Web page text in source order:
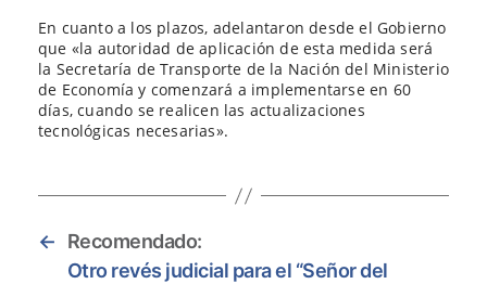
En cuanto a los plazos, adelantaron desde el Gobierno
que «la autoridad de aplicación de esta medida será
la Secretaría de Transporte de la Nación del Ministerio
de Economía y comenzará a implementarse en 60
días, cuando se realicen las actualizaciones
tecnológicas necesarias».
←
Recomendado:
Otro revés judicial para el “Señor del